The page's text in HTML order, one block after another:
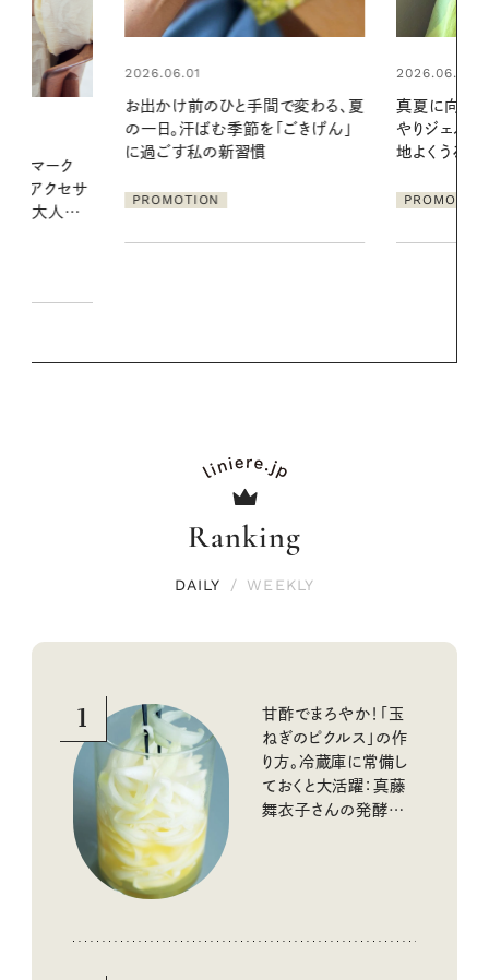
2026.06.01
真夏に向けて、ハーブが香るひん
やりジェルと出合う。暑い季節に心
地よくうるおう、軽やかなボディケ
PROMOTION
2026.07.24
夏の髪と心
る【大人気の
1本で汗ばむ
Ranking
DAILY / WEEKLY
1
甘酢でまろやか！「玉
ねぎのピクルス」の作
り方。冷蔵庫に常備し
ておくと大活躍：真藤
舞衣子さんの発酵と